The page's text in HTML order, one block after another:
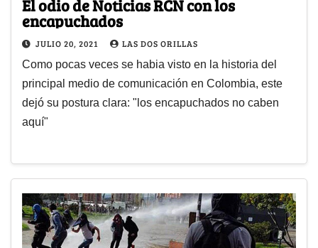
El odio de Noticias RCN con los
encapuchados
JULIO 20, 2021 LAS DOS ORILLAS
Como pocas veces se habia visto en la historia del
principal medio de comunicación en Colombia, este
dejó su postura clara: "los encapuchados no caben
aquí"